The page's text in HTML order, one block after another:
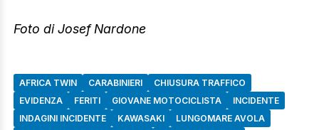
Foto di Josef Nardone
AFRICA TWIN CARABINIERI
CHIUSURA TRAFFICO
EVIDENZA
FERITI GIOVANE MOTOCICLISTA
INCIDENTE
INDAGINI INCIDENTE
KAWASAKI
LUNGOMARE AVOLA